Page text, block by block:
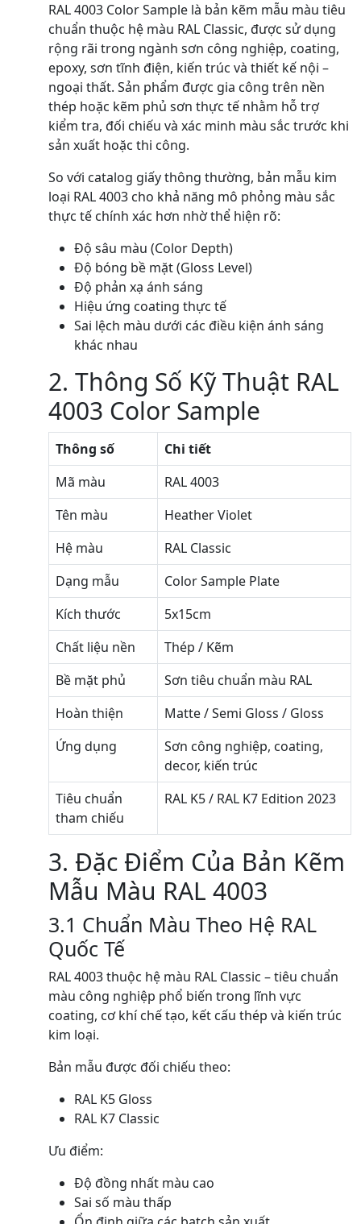
RAL 4003 Color Sample là bản kẽm mẫu màu tiêu
chuẩn thuộc hệ màu RAL Classic, được sử dụng
rộng rãi trong ngành sơn công nghiệp, coating,
epoxy, sơn tĩnh điện, kiến trúc và thiết kế nội –
ngoại thất. Sản phẩm được gia công trên nền
thép hoặc kẽm phủ sơn thực tế nhằm hỗ trợ
kiểm tra, đối chiếu và xác minh màu sắc trước khi
sản xuất hoặc thi công.
So với catalog giấy thông thường, bản mẫu kim
loại RAL 4003 cho khả năng mô phỏng màu sắc
thực tế chính xác hơn nhờ thể hiện rõ:
Độ sâu màu (Color Depth)
Độ bóng bề mặt (Gloss Level)
Độ phản xạ ánh sáng
Hiệu ứng coating thực tế
Sai lệch màu dưới các điều kiện ánh sáng
khác nhau
2. Thông Số Kỹ Thuật RAL
4003 Color Sample
Thông số
Chi tiết
Mã màu
RAL 4003
Tên màu
Heather Violet
Hệ màu
RAL Classic
Dạng mẫu
Color Sample Plate
Kích thước
5x15cm
Chất liệu nền
Thép / Kẽm
Bề mặt phủ
Sơn tiêu chuẩn màu RAL
Hoàn thiện
Matte / Semi Gloss / Gloss
Ứng dụng
Sơn công nghiệp, coating,
decor, kiến trúc
Tiêu chuẩn
tham chiếu
RAL K5 / RAL K7 Edition 2023
3. Đặc Điểm Của Bản Kẽm
Mẫu Màu RAL 4003
3.1 Chuẩn Màu Theo Hệ RAL
Quốc Tế
RAL 4003 thuộc hệ màu RAL Classic – tiêu chuẩn
màu công nghiệp phổ biến trong lĩnh vực
coating, cơ khí chế tạo, kết cấu thép và kiến trúc
kim loại.
Bản mẫu được đối chiếu theo:
RAL K5 Gloss
RAL K7 Classic
Ưu điểm:
Độ đồng nhất màu cao
Sai số màu thấp